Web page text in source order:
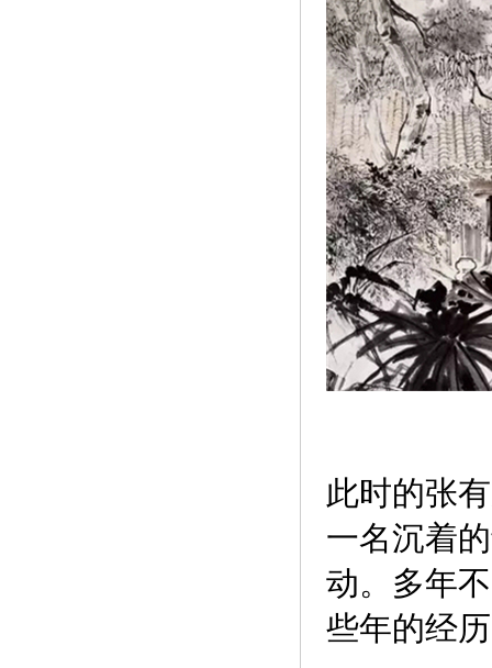
此时的张
一名沉着
动。多年
些年的经